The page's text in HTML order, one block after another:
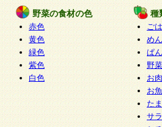
る個人情報は、すべて会員登録
ものと考えております。従っ
提供を希望されない場合には、
ません が、提供されないこと
をご利用いただけない場合があ
野菜の食材の色
赤色
黄色
緑色
紫色
白色
種
ご
めん
ぱん
野
お
お
た
サ